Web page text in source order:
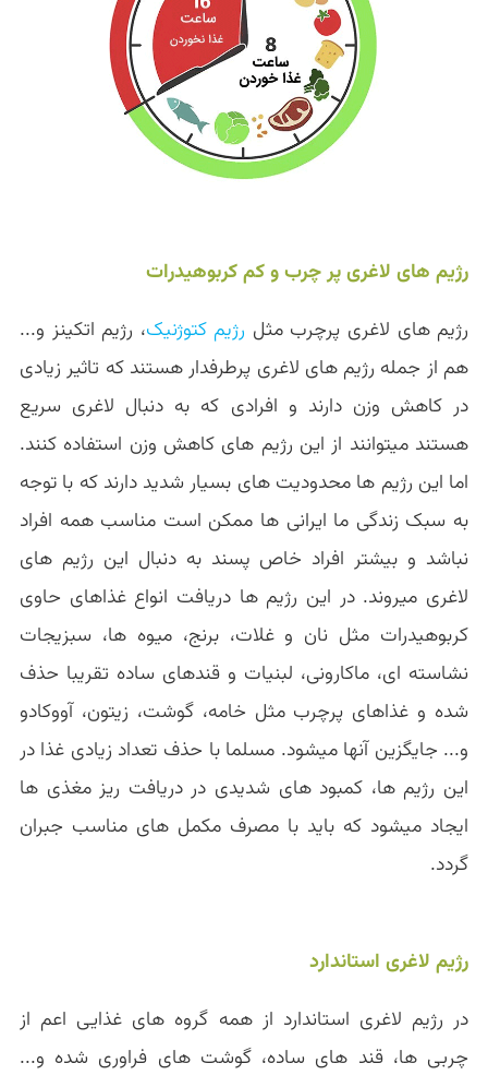
رژیم های لاغری پر چرب و کم کربوهیدرات
رژیم های لاغری پرچرب مثل رژیم کتوژنیک، رژیم اتکینز و...
هم از جمله رژیم های لاغری پرطرفدار هستند که تاثیر زیادی
در کاهش وزن دارند و افرادی که به دنبال لاغری سریع
هستند میتوانند از این رژیم های کاهش وزن استفاده کنند.
اما این رژیم ها محدودیت های بسیار شدید دارند که با توجه
به سبک زندگی ما ایرانی ها ممکن است مناسب همه افراد
نباشد و بیشتر افراد خاص پسند به دنبال این رژیم های
لاغری میروند. در این رژیم ها دریافت انواع غذاهای حاوی
کربوهیدرات مثل نان و غلات، برنج، میوه ها، سبزیجات
نشاسته ای، ماکارونی، لبنیات و قندهای ساده تقریبا حذف
شده و غذاهای پرچرب مثل خامه، گوشت، زیتون، آووکادو
و... جایگزین آنها میشود. مسلما با حذف تعداد زیادی غذا در
این رژیم ها، کمبود های شدیدی در دریافت ریز مغذی ها
ایجاد میشود که باید با مصرف مکمل های مناسب جبران
گردد.
رژیم لاغری استاندارد
در رژیم لاغری استاندارد از همه گروه های غذایی اعم از
چربی ها، قند های ساده، گوشت های فراوری شده و...